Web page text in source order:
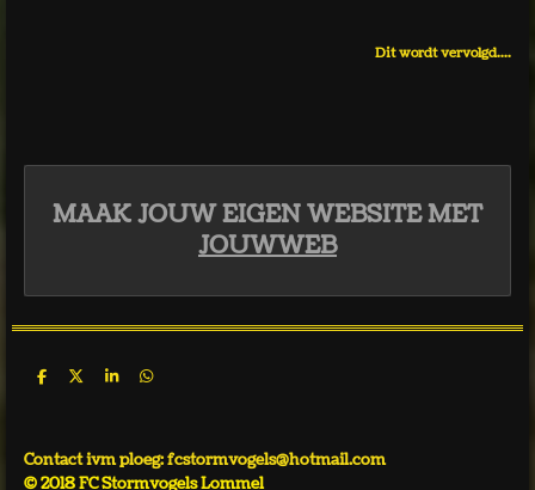
Dit wordt vervolgd....
MAAK JOUW EIGEN WEBSITE MET
JOUWWEB
D
D
S
D
Contact ivm ploeg: fcstormvogels@hotmail.com
© 2018 FC Stormvogels Lommel